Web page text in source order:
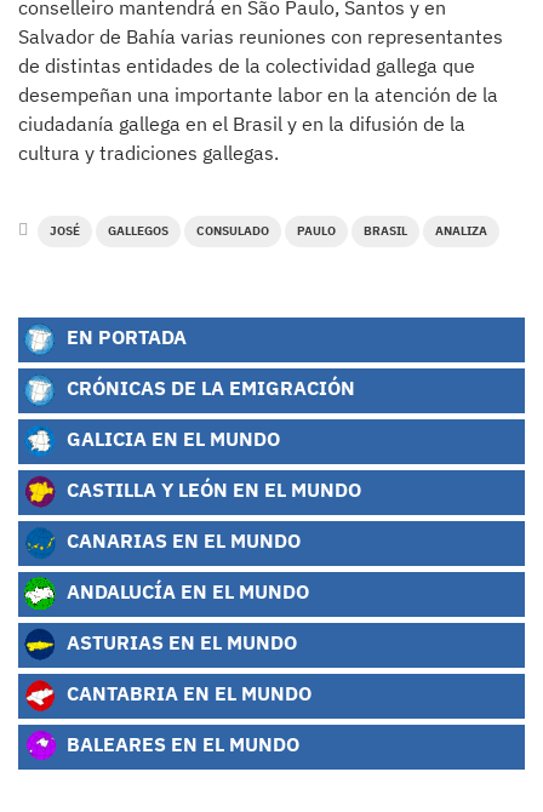
conselleiro mantendrá en São Paulo, Santos y en
Salvador de Bahía varias reuniones con representantes
de distintas entidades de la colectividad gallega que
desempeñan una importante labor en la atención de la
ciudadanía gallega en el Brasil y en la difusión de la
cultura y tradiciones gallegas.
JOSÉ GALLEGOS CONSULADO PAULO BRASIL ANALIZA
EN PORTADA
CRÓNICAS DE LA EMIGRACIÓN
GALICIA EN EL MUNDO
CASTILLA Y LEÓN EN EL MUNDO
CANARIAS EN EL MUNDO
ANDALUCÍA EN EL MUNDO
ASTURIAS EN EL MUNDO
CANTABRIA EN EL MUNDO
BALEARES EN EL MUNDO